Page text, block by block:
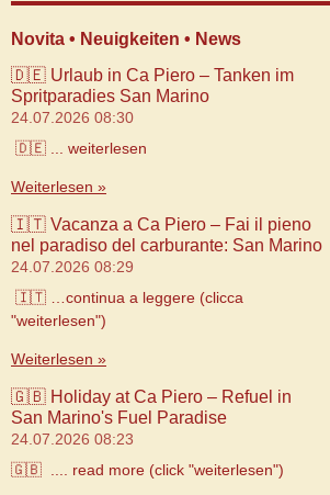
Novita • Neuigkeiten • News
🇩🇪 Urlaub in Ca Piero – Tanken im
Spritparadies San Marino
24.07.2026 08:30
🇩🇪 ... weiterlesen
Weiterlesen »
🇮🇹 Vacanza a Ca Piero – Fai il pieno
nel paradiso del carburante: San Marino
24.07.2026 08:29
🇮🇹 …continua a leggere (clicca
"weiterlesen")
Weiterlesen »
🇬🇧 Holiday at Ca Piero – Refuel in
San Marino's Fuel Paradise
24.07.2026 08:23
🇬🇧 .... read more (click "weiterlesen")